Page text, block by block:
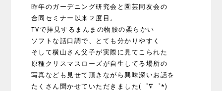
昨年のガーデニング研究会と園芸同友会の
合同セミナー以来２度目。
TVで拝見するまんまの物腰の柔らかい
ソフトな話口調で、とても分かりやすく
そして横山さん父子が実際に見てこられた
原種クリスマスローズが自生してる場所の
写真なども見せて頂きながら興味深いお話を
たくさん聞かせていただきました(゜∇゜*)